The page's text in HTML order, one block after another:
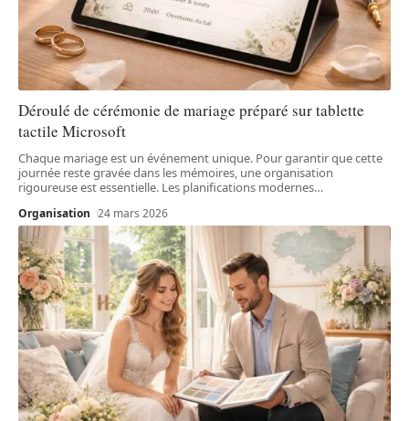
Déroulé de cérémonie de mariage préparé sur tablette
tactile Microsoft
Chaque mariage est un événement unique. Pour garantir que cette
journée reste gravée dans les mémoires, une organisation
rigoureuse est essentielle. Les planifications modernes…
Organisation 24 mars 2026